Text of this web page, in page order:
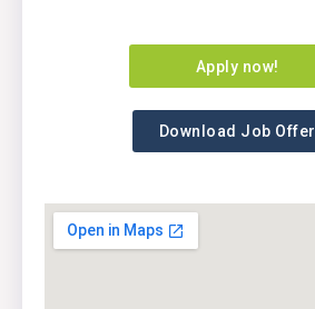
Apply now!
Download Job Offer